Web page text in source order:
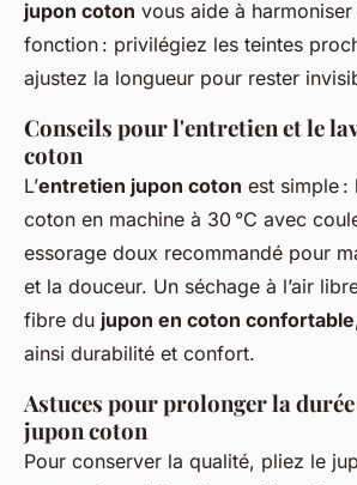
jupon coton vous aide à
fonction : privilégiez les teintes
ajustez la longueur pour rester
Conseils pour l'entretien et le
coton
L’entretien jupon coton est simple :
coton en machine à 30 °C avec
essorage doux recommandé pour
et la douceur. Un séchage à l’air
fibre du jupon en coton confortable
ainsi durabilité et confort.
Astuces pour prolonger la durée
jupon coton
Pour conserver la qualité, pliez le